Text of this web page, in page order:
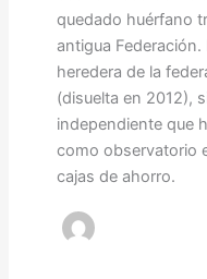
quedado huérfano
antigua
heredera de la
(disuelta en 2012),
independiente que
como observatorio
cajas de ahorro.